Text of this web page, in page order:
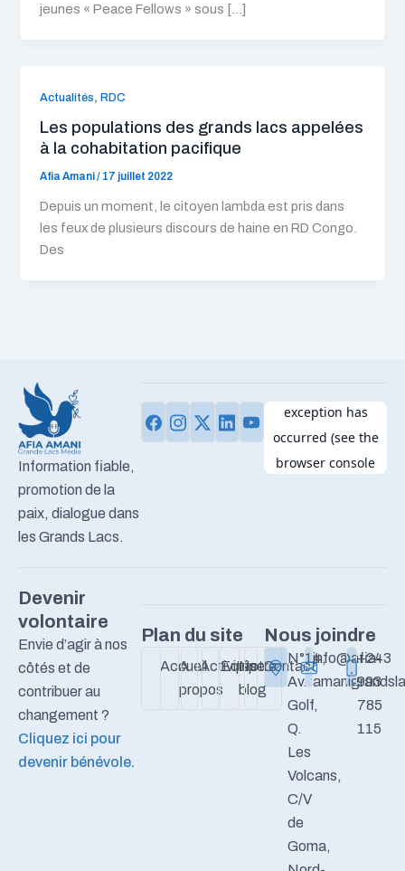
jeunes « Peace Fellows » sous […]
Actualités,RDC
Les populations des grands lacs appelées
à la cohabitation pacifique
Afia Amani/ 17 juillet 2022
Depuis un moment, le citoyen lambda est pris dans
les feux de plusieurs discours de haine en RD Congo.
Des
Information fiable,
promotion de la
paix, dialogue dans
les Grands Lacs.
Devenir
volontaire
Envie d’agir à nos
côtés et de
contribuer au
changement ?
Cliquez ici pour
devenir bénévole.
Plan du site
Accueil
A
propos
Activités
Equipe
Notre
blog
Contact
Nous joindre
N°14,
Av.
Golf,
Q.
Les
Volcans,
C/V
de
Goma,
info@afia-
+243
993
785
115